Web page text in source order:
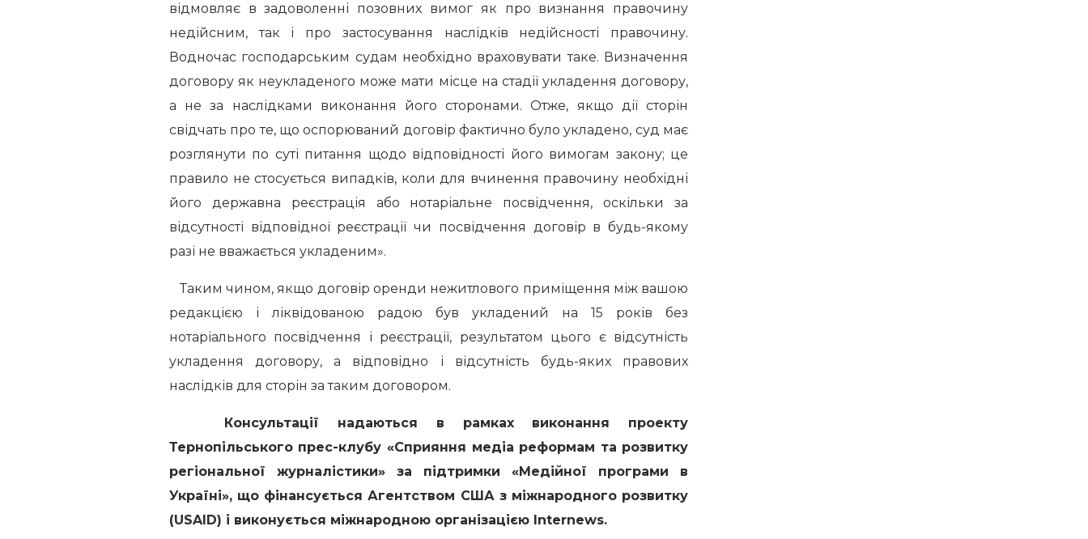
відмовляє в задоволенні позовних вимог як про визнання правочину
недійсним, так і про застосування наслідків недійсності правочину.
Водночас господарським судам необхідно враховувати таке. Визначення
договору як неукладеного може мати місце на стадії укладення договору,
а не за наслідками виконання його сторонами. Отже, якщо дії сторін
свідчать про те, що оспорюваний договір фактично було укладено, суд має
розглянути по суті питання щодо відповідності його вимогам закону; це
правило не стосується випадків, коли для вчинення правочину необхідні
його державна реєстрація або нотаріальне посвідчення, оскільки за
відсутності відповідної реєстрації чи посвідчення договір в будь-якому
разі не вважається укладеним».
Таким чином, якщо договір оренди нежитлового приміщення між вашою
редакцією і ліквідованою радою був укладений на 15 років без
нотаріального посвідчення і реєстрації, результатом цього є відсутність
укладення договору, а відповідно і відсутність будь-яких правових
наслідків для сторін за таким договором.
Консультації надаються в рамках виконання проекту
Тернопільського прес-клубу «Сприяння медіа реформам та розвитку
регіональної журналістики» за підтримки «Медійної програми в
Україні», що фінансується Агентством США з міжнародного розвитку
(USAID) і виконується міжнародною організацією Internews.